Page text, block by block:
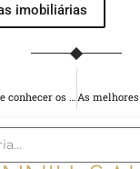
imobiliárias